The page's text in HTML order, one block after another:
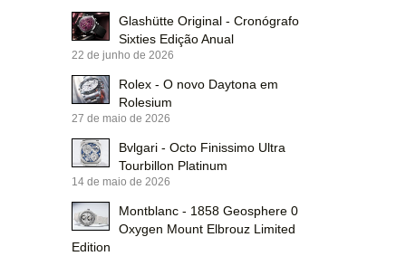
Glashütte Original - Cronógrafo
Sixties Edição Anual
22 de junho de 2026
Rolex - O novo Daytona em
Rolesium
27 de maio de 2026
Bvlgari - Octo Finissimo Ultra
Tourbillon Platinum
14 de maio de 2026
Montblanc - 1858 Geosphere 0
Oxygen Mount Elbrouz Limited
Edition